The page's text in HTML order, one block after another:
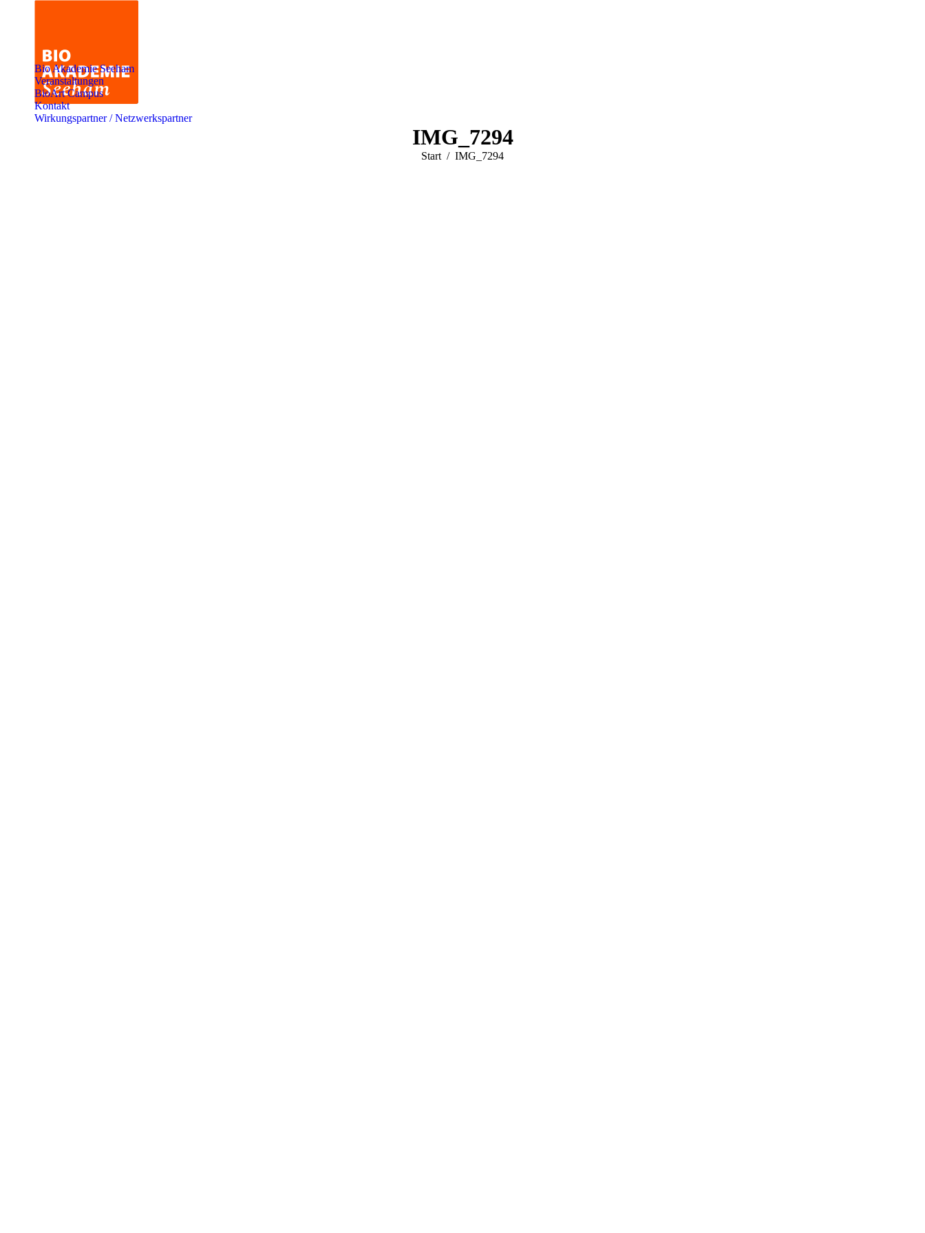
Bio Akademie Seeham
Veranstaltungen
BioArt Campus
Kontakt
Wirkungspartner / Netzwerkspartner
IMG_7294
Sie befinden sich hier:
Start IMG_7294